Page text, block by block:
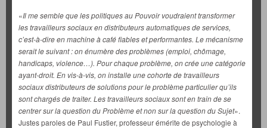
«Il me semble que les politiques au Pouvoir voudraient transformer
les travailleurs sociaux en distributeurs automatiques de services,
c’est-à-dire en machine à café fiables et performantes. Le mécanisme
serait le suivant : on énumère des problèmes (emploi, chômage,
handicaps, violence…). Pour chaque problème, on crée une catégorie
ayant-droit. En vis-à-vis, on installe une cohorte de travailleurs
sociaux distributeurs de solutions pour le problème particulier qu’ils
sont chargés de traiter. Les travailleurs sociaux sont en train de se
centrer sur la question du Problème et non sur la question du Sujet».
Justes paroles de Paul Fustier, professeur émérite de psychologie à